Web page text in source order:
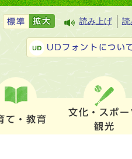
標準 拡大 読み上げ 読
UDフォントについ
て・教育
文化・スポー
観光